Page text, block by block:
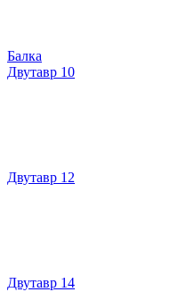
Балка
Двутавр 10
Двутавр 12
Двутавр 14